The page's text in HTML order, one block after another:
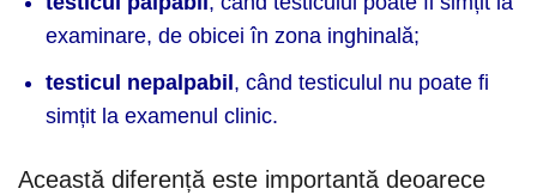
examinare, de obicei în zona inghinală;
testicul nepalpabil, când testiculul nu poate fi
simțit la examenul clinic.
Această diferență este importantă deoarece